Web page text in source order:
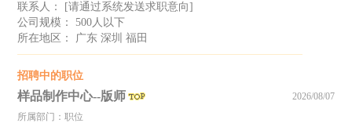
联系人：
[请通过系统发送求职意向]
公司规模： 500人以下
所在地区： 广东 深圳 福田
招聘中的职位
样品制作中心--版师
所属部门：职位
2026/08/07